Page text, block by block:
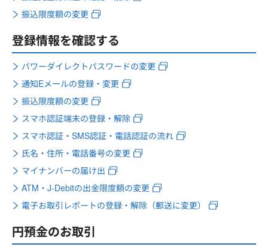
振込限度額の変更
登録情報を確認する
パワーダイレクトパスワードの変更
通知Eメールの登録・変更
振込限度額の変更
スマホ認証端末の登録・解除
スマホ認証・SMS認証・電話認証の流れ
氏名・住所・電話番号の変更
マイナンバーの届け出
ATM・J-Debitの出金限度額の変更
電子お取引レポートの登録・解除（郵送に変更）
円預金のお取引